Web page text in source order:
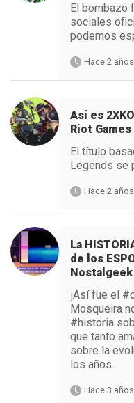
El bombazo
sociales
podemos
Hace 2 años
Así es
Riot Games
El título
Legends se
Hace 2 años
La
de los
Nostalgeek
¡Así fue el
Mosqueira
#historia
que tanto
sobre la
los años.
Hace 3 años